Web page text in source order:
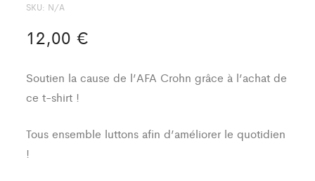
SKU: N/A
12,00 €
Soutien la cause de l’AFA Crohn grâce à l’achat de
ce t-shirt !
Tous ensemble luttons afin d’améliorer le quotidien
!